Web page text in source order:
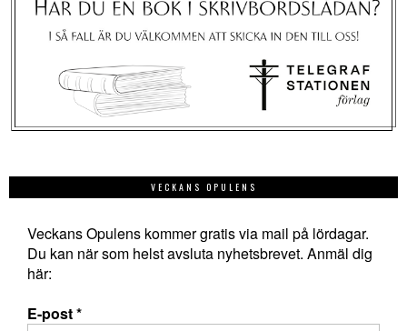
VECKANS OPULENS
Veckans Opulens kommer gratis via mail på lördagar.
Du kan när som helst avsluta nyhetsbrevet. Anmäl dig
här:
E-post*